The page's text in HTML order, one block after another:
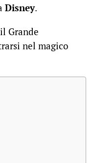
Disney.
Grande
nel magico